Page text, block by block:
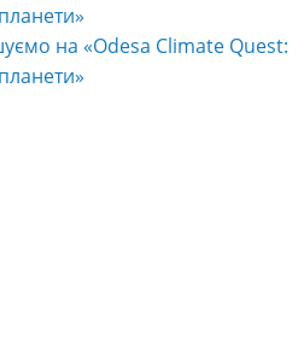
на «Odesa Climate Quest: